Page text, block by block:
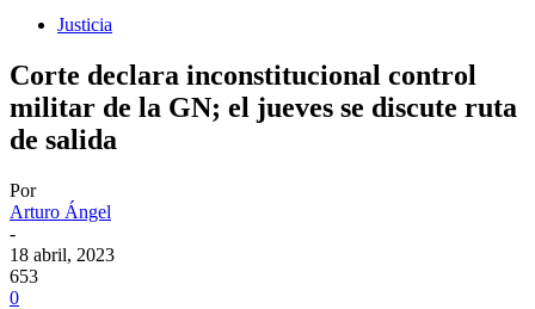
Justicia
Corte declara inconstitucional control
militar de la GN; el jueves se discute ruta
de salida
Por
Arturo Ángel
-
18 abril, 2023
653
0